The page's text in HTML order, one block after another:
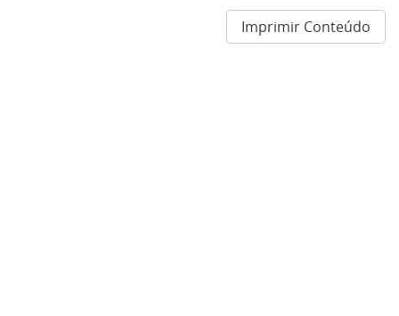
Imprimir Conteúdo